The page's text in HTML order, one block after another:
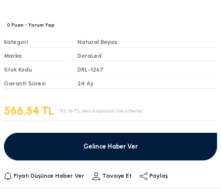
0 Puan - Yorum Yap
Kategori
Natural Beyaz
Marka
DoraLed
Stok Kodu
DRL-1267
Garanti Süresi
24 Ay
566,54 TL *53,16 TL den başlayan taksitlerle!
Gelince Haber Ver
Fiyatı Düşünce Haber Ver Tavsiye Et Paylaş